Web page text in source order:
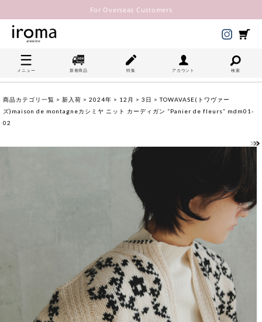
For Overseas Customers
メニュー 新着商品 特集 アカウント 検索
商品カテゴリ一覧 > 新入荷 > 2024年 > 12月 > 3日 > TOWAVASE(トワヴァー
ズ)maison de montagneカシミヤ ニット カーディガン “Panier de fleurs” mdm01-
02